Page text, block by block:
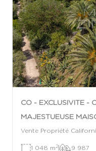
CO - EXCLUSIVITE -
MAJESTUEUSE
Vente Propriété
1 048 m 2| 9 987